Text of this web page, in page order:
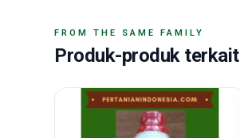
FROM THE SAME FAMILY
Produk-produk terkait